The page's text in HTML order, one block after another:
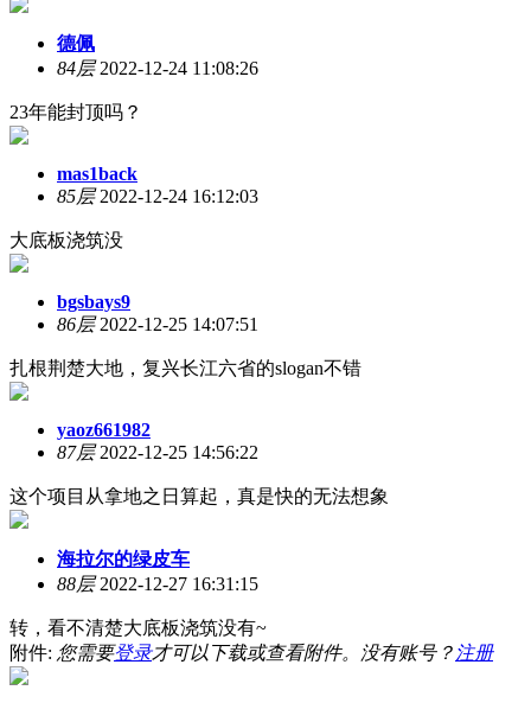
德佩
84层2022-12-24 11:08:26
23年能封顶吗？
mas1back
85层2022-12-24 16:12:03
大底板浇筑没
bgsbays9
86层2022-12-25 14:07:51
扎根荆楚大地，复兴长江六省的slogan不错
yaoz661982
87层2022-12-25 14:56:22
这个项目从拿地之日算起，真是快的无法想象
海拉尔的绿皮车
88层2022-12-27 16:31:15
转，看不清楚大底板浇筑没有~
附件: 您需要登录才可以下载或查看附件。没有账号？ 注册